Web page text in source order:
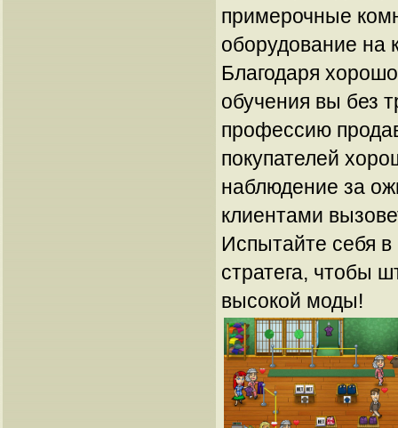
примерочные
оборудование на
Благодаря
обучения вы без
профессию
покупателей
наблюдение за
клиентами
Испытайте себя
стратега, чтобы
высокой моды!